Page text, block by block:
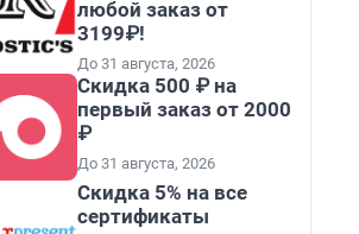
любой заказ от
3199₽!
До 31 августа, 2026
Скидка 500 ₽ на
первый заказ от 2000
₽
До 31 августа, 2026
Скидка 5% на все
сертификаты